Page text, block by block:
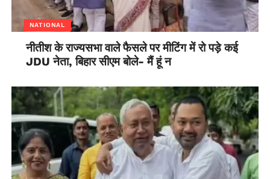
NATIONAL
नीतीश के राज्यसभा वाले फैसले पर मीटिंग में रो पड़े कई
JDU नेता, बिहार सीएम बोले- मैं हूं न